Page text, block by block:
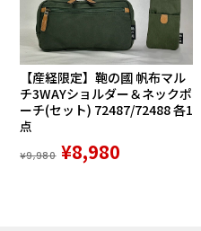
【産経限定】鞄の國 帆布マル
チ3WAYショルダー＆ネックポ
ーチ(セット) 72487/72488 各1
点
¥9,980 ¥8,980